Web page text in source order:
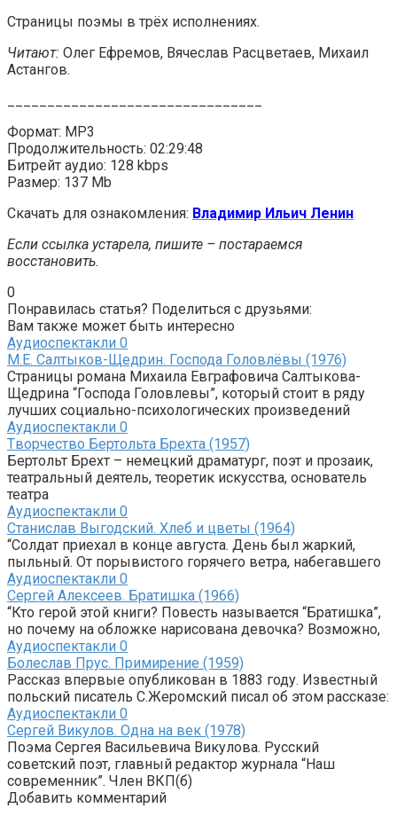
Страницы поэмы в трёх исполнениях.
Читают: Олег Ефремов, Вячеслав Расцветаев, Михаил
Астангов.
Формат: MP3
Продолжительность: 02:29:48
Битрейт аудио: 128 kbps
Размер: 137 Mb
Скачать для ознакомления: Владимир Ильич Ленин
Если ссылка устарела, пишите – постараемся
восстановить.
0
Понравилась статья? Поделиться с друзьями:
Вам также может быть интересно
Аудиоспектакли 0
М.Е. Салтыков-Щедрин. Господа Головлёвы (1976)
Страницы романа Михаила Евграфовича Салтыкова-
Щедрина “Господа Головлевы”, который стоит в ряду
лучших социально-психологических произведений
Аудиоспектакли 0
Tворчество Бертольта Брехта (1957)
Бертольт Брехт – немецкий драматург, поэт и прозаик,
театральный деятель, теоретик искусства, основатель
театра
Аудиоспектакли 0
Станислав Выгодский. Хлеб и цветы (1964)
“Солдат приехал в конце августа. День был жаркий,
пыльный. От порывистого горячего ветра, набегавшего
Аудиоспектакли 0
Сергей Алексеев. Братишка (1966)
“Кто герой этой книги? Повесть называется “Братишка”,
но почему на обложке нарисована девочка? Возможно,
Аудиоспектакли 0
Болеслав Прус. Примирение (1959)
Рассказ впервые опубликован в 1883 году. Известный
польский писатель С.Жеромский писал об этом рассказе:
Аудиоспектакли 0
Сергей Викулов. Одна на век (1978)
Поэма Сергея Васильевича Викулова. Русский
советский поэт, главный редактор журнала “Наш
современник”. Член ВКП(б)
Добавить комментарий